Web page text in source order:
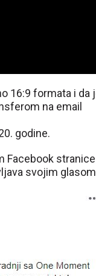
16:9 formata i da
na email
godine.
Facebook
svojim